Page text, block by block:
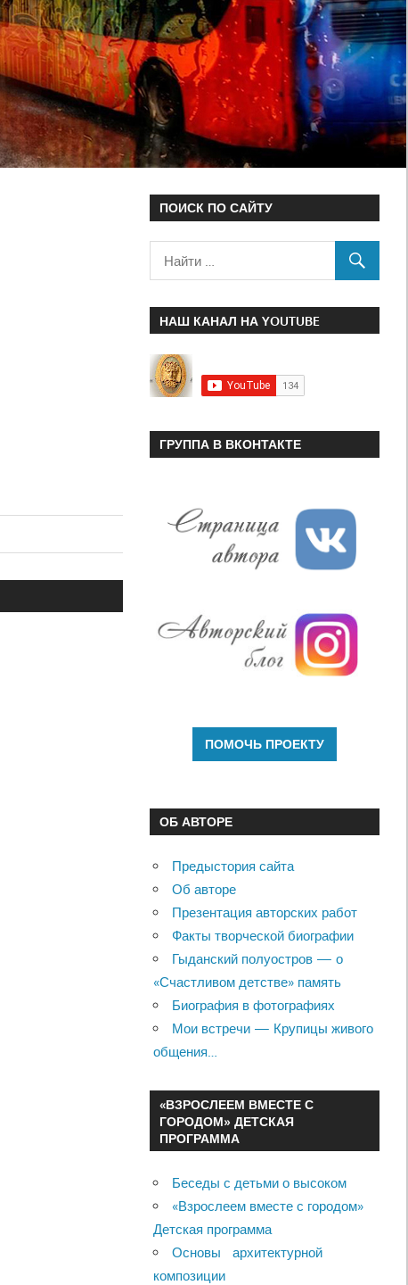
ПОИСК ПО САЙТУ
НАШ КАНАЛ НА YOUTUBE
ГРУППА В ВКОНТАКТЕ
ОБ АВТОРЕ
Предыстория сайта
Об авторе
Презентация авторских работ
Факты творческой биографии
Гыданский полуостров — о
«Счастливом детстве» память
Биография в фотографиях
Мои встречи — Крупицы живого
общения…
«ВЗРОСЛЕЕМ ВМЕСТЕ С
ГОРОДОМ» ДЕТСКАЯ
ПРОГРАММА
Беседы с детьми о высоком
«Взрослеем вместе с городом»
Детская программа
Основы архитектурной
композиции